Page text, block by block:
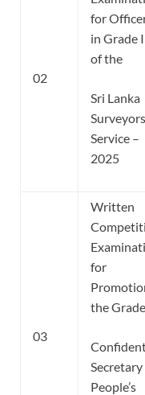
02
for
in Grade
of the
Sri Lanka
Service –
2025
03
Written
for
the
People’s